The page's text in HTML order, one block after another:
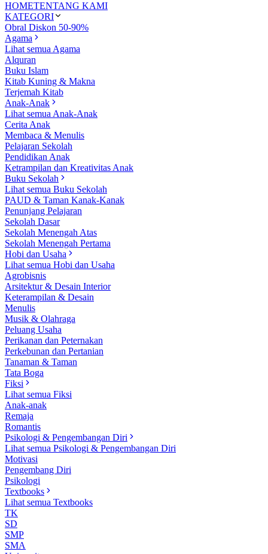
HOMETENTANG KAMI
KATEGORI
Obral Diskon 50-90%
Agama
Lihat semua Agama
Alquran
Buku Islam
Kitab Kuning & Makna
Terjemah Kitab
Anak-Anak
Lihat semua Anak-Anak
Cerita Anak
Membaca & Menulis
Pelajaran Sekolah
Pendidikan Anak
Ketrampilan dan Kreativitas Anak
Buku Sekolah
Lihat semua Buku Sekolah
PAUD & Taman Kanak-Kanak
Penunjang Pelajaran
Sekolah Dasar
Sekolah Menengah Atas
Sekolah Menengah Pertama
Hobi dan Usaha
Lihat semua Hobi dan Usaha
Agrobisnis
Arsitektur & Desain Interior
Keterampilan & Desain
Menulis
Musik & Olahraga
Peluang Usaha
Perikanan dan Peternakan
Perkebunan dan Pertanian
Tanaman & Taman
Tata Boga
Fiksi
Lihat semua Fiksi
Anak-anak
Remaja
Romantis
Psikologi & Pengembangan Diri
Lihat semua Psikologi & Pengembangan Diri
Motivasi
Pengembang Diri
Psikologi
Textbooks
Lihat semua Textbooks
TK
SD
SMP
SMA